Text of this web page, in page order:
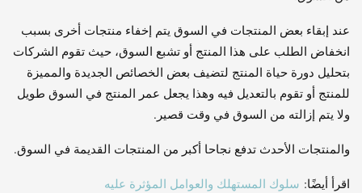
عند إبقاء بعض المنتجات في السوق يتم إخفاء منتجات أخرى بسبب
انخفاض الطلب على هذا المنتج أو تشبع السوق، حيث تقوم الشركات
بتحليل دورة حياة المنتج لتضيف بعض الخصائص الجديدة والمميزة
للمنتج أو تقوم بالتعديل فيه وهذا يجعل عمر المنتج في السوق طويل
ولا يتم إزالته من السوق في وقت قصير.
والمنتجات الأحدث تدفع نجاحا أكبر من المنتجات القديمة في السوق.
اقرأ أيضًا: سلوك المستهلك والعوامل المؤثرة عليه